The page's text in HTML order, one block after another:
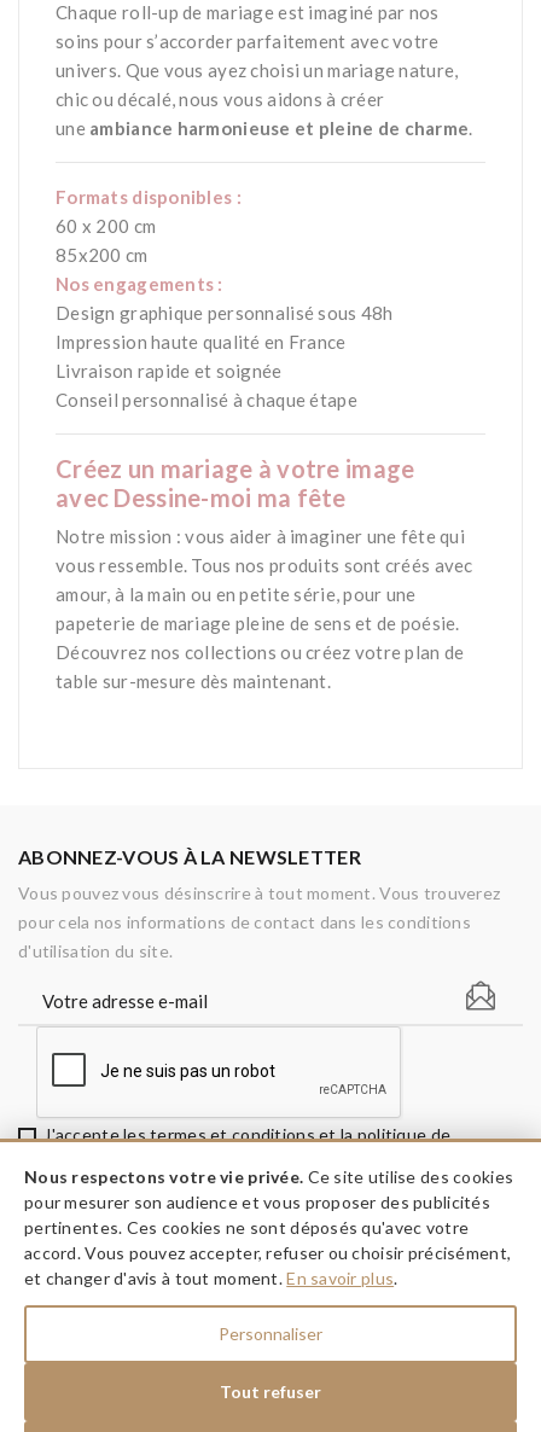
Chaque roll-up de mariage est imaginé par nos
soins pour s’accorder parfaitement avec votre
univers. Que vous ayez choisi un mariage nature,
chic ou décalé, nous vous aidons à créer
une ambiance harmonieuse et pleine de charme.
Formats disponibles :
60 x 200 cm
85x200 cm
Nos engagements :
Design graphique personnalisé sous 48h
Impression haute qualité en France
Livraison rapide et soignée
Conseil personnalisé à chaque étape
Créez un mariage à votre image
avec Dessine-moi ma fête
Notre mission : vous aider à imaginer une fête qui
vous ressemble. Tous nos produits sont créés avec
amour, à la main ou en petite série, pour une
papeterie de mariage pleine de sens et de poésie.
Découvrez nos collections ou créez votre plan de
table sur-mesure dès maintenant.
ABONNEZ-VOUS À LA NEWSLETTER
Vous pouvez vous désinscrire à tout moment. Vous trouverez
pour cela nos informations de contact dans les conditions
d'utilisation du site.
J'accepte les termes et conditions et la politique de
INFORMATIONS keyboard_arrow_down
A PROPOS keyboard_arrow_down
keyboard_arrow_down
Nous respectons votre vie privée. Ce site utilise des cookies
pour mesurer son audience et vous proposer des publicités
pertinentes. Ces cookies ne sont déposés qu'avec votre
accord. Vous pouvez accepter, refuser ou choisir précisément,
et changer d'avis à tout moment.En savoir plus.
Personnaliser
Tout refuser